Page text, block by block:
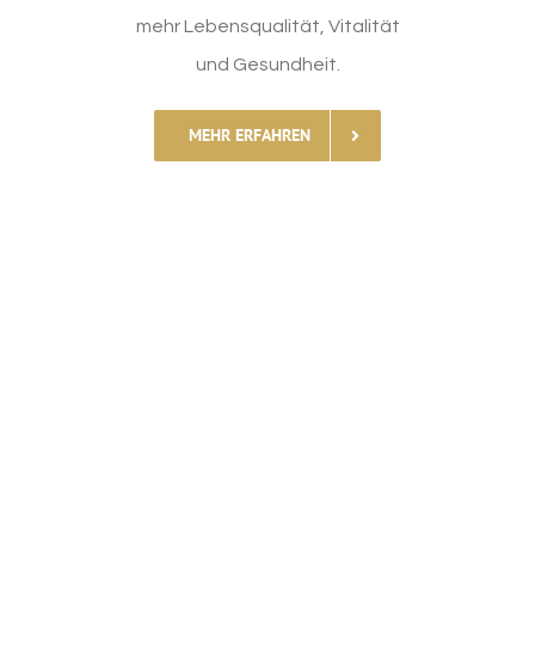
mehr Lebensqualität, Vitalität
und Gesundheit.
MEHR ERFAHREN